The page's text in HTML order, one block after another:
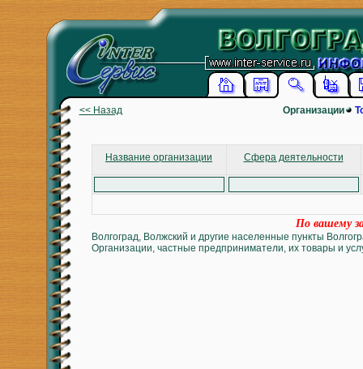
<< Назад Организации
Название организации Сфера деятельности
По вашему
Волгоград, Волжский и другие населенные пункты
Организации, частные предприниматели, их товары и